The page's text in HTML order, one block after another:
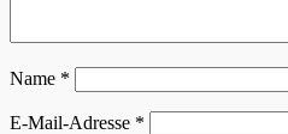
Name *
E-Mail-Adresse *